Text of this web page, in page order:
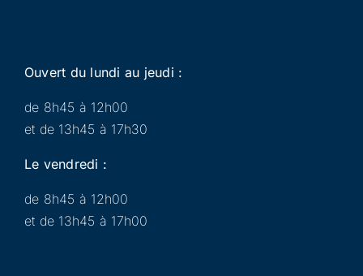
Ouvert du lundi au jeudi :
de 8h45 à 12h00
et de 13h45 à 17h30
Le vendredi :
de 8h45 à 12h00
et de 13h45 à 17h00